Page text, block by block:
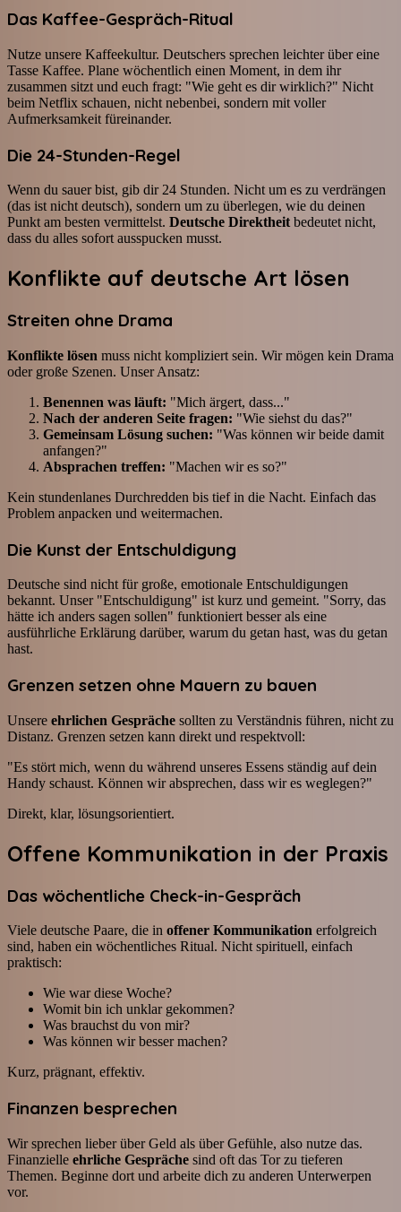
Das Kaffee-Gespräch-Ritual
Nutze unsere Kaffeekultur. Deutschers sprechen leichter über eine
Tasse Kaffee. Plane wöchentlich einen Moment, in dem ihr
zusammen sitzt und euch fragt: "Wie geht es dir wirklich?" Nicht
beim Netflix schauen, nicht nebenbei, sondern mit voller
Aufmerksamkeit füreinander.
Die 24-Stunden-Regel
Wenn du sauer bist, gib dir 24 Stunden. Nicht um es zu verdrängen
(das ist nicht deutsch), sondern um zu überlegen, wie du deinen
Punkt am besten vermittelst. Deutsche Direktheitbedeutet nicht,
dass du alles sofort ausspucken musst.
Konflikte auf deutsche Art lösen
Streiten ohne Drama
Konflikte lösen muss nicht kompliziert sein. Wir mögen kein Drama
oder große Szenen. Unser Ansatz:
Benennen was läuft: "Mich ärgert, dass..."
Nach der anderen Seite fragen: "Wie siehst du das?"
Gemeinsam Lösung suchen: "Was können wir beide damit
anfangen?"
Absprachen treffen: "Machen wir es so?"
Kein stundenlanes Durchredden bis tief in die Nacht. Einfach das
Problem anpacken und weitermachen.
Die Kunst der Entschuldigung
Deutsche sind nicht für große, emotionale Entschuldigungen
bekannt. Unser "Entschuldigung" ist kurz und gemeint. "Sorry, das
hätte ich anders sagen sollen" funktioniert besser als eine
ausführliche Erklärung darüber, warum du getan hast, was du getan
hast.
Grenzen setzen ohne Mauern zu bauen
Unsere ehrlichen Gespräche sollten zu Verständnis führen, nicht zu
Distanz. Grenzen setzen kann direkt und respektvoll:
"Es stört mich, wenn du während unseres Essens ständig auf dein
Handy schaust. Können wir absprechen, dass wir es weglegen?"
Direkt, klar, lösungsorientiert.
Offene Kommunikation in der Praxis
Das wöchentliche Check-in-Gespräch
Viele deutsche Paare, die in offener Kommunikation erfolgreich
sind, haben ein wöchentliches Ritual. Nicht spirituell, einfach
praktisch:
Wie war diese Woche?
Womit bin ich unklar gekommen?
Was brauchst du von mir?
Was können wir besser machen?
Kurz, prägnant, effektiv.
Finanzen besprechen
Wir sprechen lieber über Geld als über Gefühle, also nutze das.
Finanzielle ehrliche Gespräche sind oft das Tor zu tieferen
Themen. Beginne dort und arbeite dich zu anderen Unterwerpen
vor.